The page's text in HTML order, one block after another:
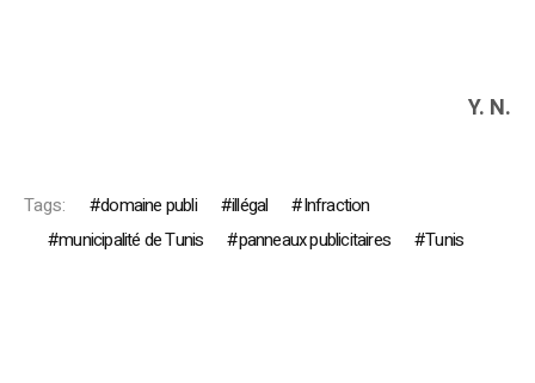
Y. N.
Tags: domaine publi illégal
Infraction
municipalité de Tunis
panneaux publicitaires Tunis